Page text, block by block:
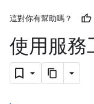
這對你有幫助嗎？
使用服務